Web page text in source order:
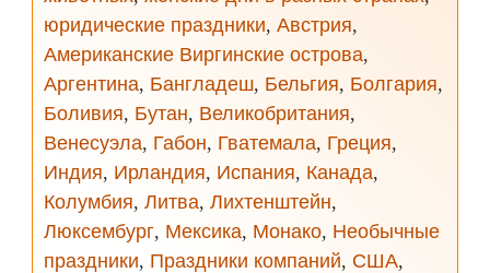
юридические праздники, Австрия,
Американские Виргинские острова,
Аргентина, Бангладеш, Бельгия, Болгария,
Боливия, Бутан, Великобритания,
Венесуэла, Габон, Гватемала, Греция,
Индия, Ирландия, Испания, Канада,
Колумбия, Литва, Лихтенштейн,
Люксембург, Мексика, Монако, Необычные
праздники, Праздники компаний, США,